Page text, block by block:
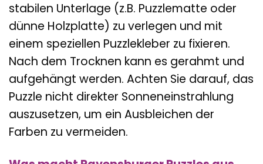
stabilen Unterlage (z.B. Puzzlematte oder
dünne Holzplatte) zu verlegen und mit
einem speziellen Puzzlekleber zu fixieren.
Nach dem Trocknen kann es gerahmt und
aufgehängt werden. Achten Sie darauf, das
Puzzle nicht direkter Sonneneinstrahlung
auszusetzen, um ein Ausbleichen der
Farben zu vermeiden.